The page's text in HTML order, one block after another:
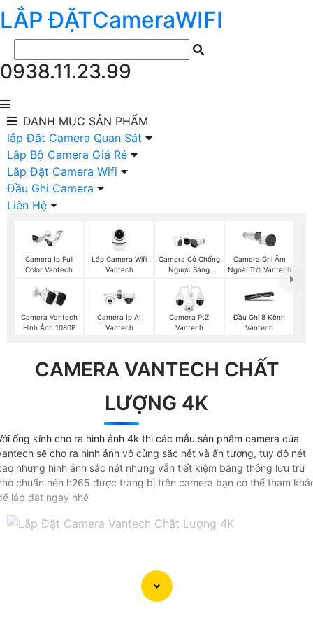
LẮP ĐẶTCameraWIFI
0938.11.23.99
DANH MỤC SẢN PHẨM
lắp Đặt Camera Quan Sát
Lắp Bộ Camera Giá Rẻ
Lắp Đặt Camera Wifi
Đầu Ghi Camera
Liên Hệ
Camera Ip Full
Color Vantech
Lắp Camera Wifi
Vantech
Camera Có Chống
Ngược Sáng
Camera Ghi Âm
Ngoài Trời Vantech
Camera Vantech
Hình Ảnh 1080P
Camera Ip AI
Vantech
Camera PtZ
Vantech
Đầu Ghi 8 Kênh
Vantech
CAMERA VANTECH CHẤT
LƯỢNG 4K
ống kính cho ra hình ảnh 4k thì các mẫu sản phẩm camera của
sẽ cho ra hình ảnh vô cùng sắc nét và ấn tương, tuy độ nét
nhưng hình ảnh sắc nét nhưng vẫn tiết kiệm băng thông lưu trữ
chuẩn nén h265 được trang bị trên camera bạn có thể tham
lắp đặt ngay nhé